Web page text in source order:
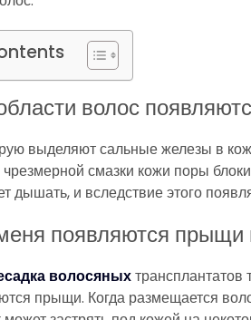
волос
выделяют сальные железы в
смазки кожи поры
дышать, и вследствие этого
появляются прыщи
волосяныхтрансплантатов
прыщи. Когда размещается